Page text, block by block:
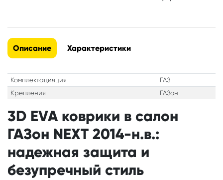
Описание Характеристики
Комплектацияция
ГАЗ
Крепления
ГАЗон
3D EVA коврики в салон
ГАЗон NEXT 2014-н.в.:
надежная защита и
безупречный стиль